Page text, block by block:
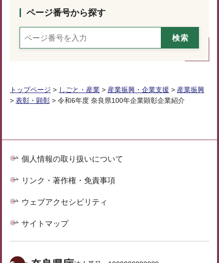
ページ番号から探す
トップページ > しごと・産業 > 産業振興・企業支援 > 産業振興
> 表彰・顕彰 > 令和6年度 奈良県100年企業顕彰企業紹介
個人情報の取り扱いについて
リンク・著作権・免責事項
ウェブアクセシビリティ
サイトマップ